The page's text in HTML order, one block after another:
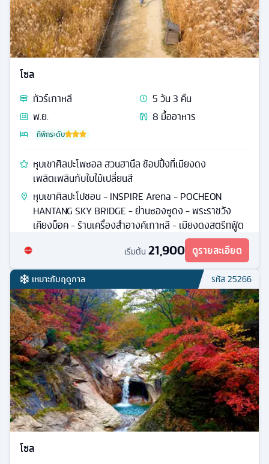
โซล
ทัวร์เกาหลี 5วัน3 คืน
พ.ย.
8 มื้ออาหาร
ที่พักระดับ
หุบเขาศิลปะโพซอล สวนฮานึล ช้อปปิ้งที่เมียงดง
เพลิดเพลินกับใบไม้เปลี่ยนสี
หุบเขาศิลปะโปชอน - INSPIRE Arena - POCHEON
HANTANG SKY BRIDGE - ย่านซองซูดง - พระราชวัง
เคียงบ็อค - ร้านเครื่องสำอางค์เกาหลี - เมียงดงสตรีทฟู้ด
เริ่มต้น 21,900 ดูรายละเอียด
เหมาะกับฤดูกาล รหัส25266
โซล